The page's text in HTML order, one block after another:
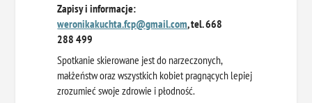
Zapisy i informacje:
weronikakuchta.fcp@gmail.com, tel. 668
288 499
Spotkanie skierowane jest do narzeczonych,
małżeństw oraz wszystkich kobiet pragnących lepiej
zrozumieć swoje zdrowie i płodność.